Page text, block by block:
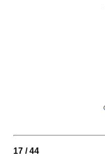
17 / 44